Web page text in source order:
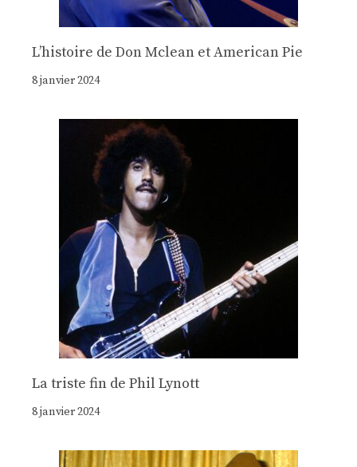
Lʼhistoire de Don Mclean et American Pie
8 janvier 2024
La triste fin de Phil Lynott
8 janvier 2024